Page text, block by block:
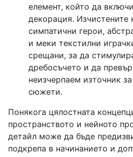
елемент, който да
декорация. Изчистените
симпатични герои,
и меки текстилни
срещани, за да
дребосъчето и да
неизчерпаем източник
сюжети.
Понякога цялостната
пространството и нейното
детайл може да бъде
подкрепа в начинанието и